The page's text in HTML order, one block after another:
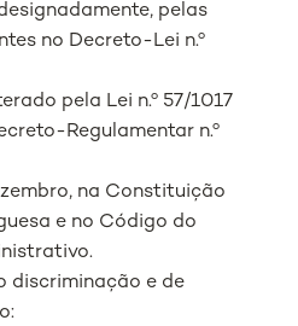
pelas
no Decreto-Lei n.º
pela Lei n.º 57/1017
Regulamentar n.º
na Constituição
e no Código do
discriminação e de